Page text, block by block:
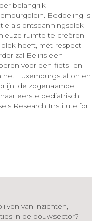
belangrijk
Bedoeling is
als ontspanningsplek
ruimte te creëren
heeft, mét respect
zal Beliris een
voor een fiets- en
het Luxemburgstation en
de zogenaamde
eerste pediatrisch
Research Institute for
van inzichten,
in de bouwsector?